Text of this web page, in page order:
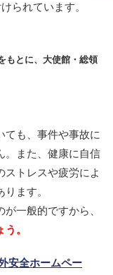
られています。
もとに、大使館・総領
ても、事件や事故に
。また、健康に自信
ストレスや疲労によ
ます。
一般的ですから、
。
安全ホームペー